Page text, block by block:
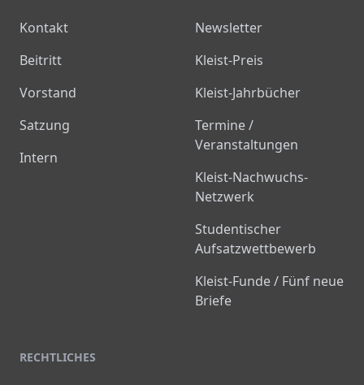
Kontakt
Beitritt
Vorstand
Satzung
Intern
Newsletter
Kleist-Preis
Kleist-Jahrbücher
Termine /
Veranstaltungen
Kleist-Nachwuchs-
Netzwerk
Studentischer
Aufsatzwettbewerb
Kleist-Funde / Fünf neue
Briefe
RECHTLICHES